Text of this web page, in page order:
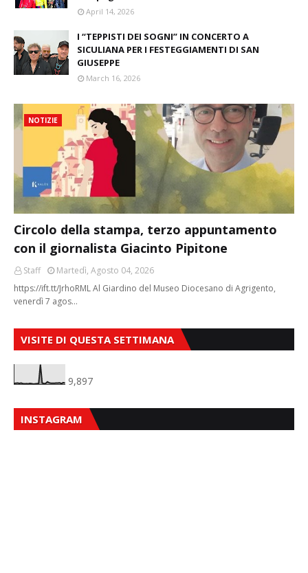
April 14, 2026
I “TEPPISTI DEI SOGNI” IN CONCERTO A
SICULIANA PER I FESTEGGIAMENTI DI SAN
GIUSEPPE
March 16, 2026
NOTIZIE
Circolo della stampa, terzo appuntamento
con il giornalista Giacinto Pipitone
Staff
Martedì, Agosto 04, 2026
https://ift.tt/JrhoRML Al Giardino del Museo Diocesano di Agrigento,
venerdì 7 agos…
VISITE DI QUESTA SETTIMANA
9,897
INSTAGRAM